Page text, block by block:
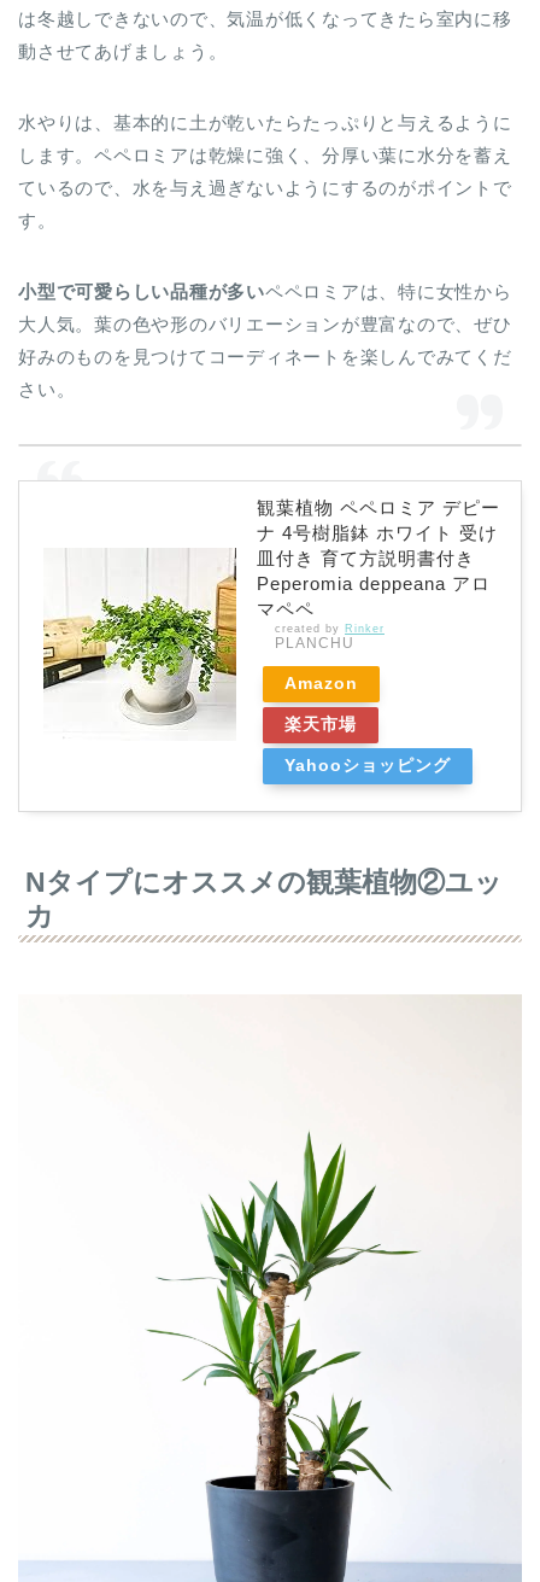
は冬越しできないので、気温が低くなってきたら室内に移
動させてあげましょう。
水やりは、基本的に土が乾いたらたっぷりと与えるように
します。ペペロミアは乾燥に強く、分厚い葉に水分を蓄え
ているので、水を与え過ぎないようにするのがポイントで
す。
小型で可愛らしい品種が多いペペロミアは、特に女性から
大人気。葉の色や形のバリエーションが豊富なので、ぜひ
好みのものを見つけてコーディネートを楽しんでみてくだ
さい。
観葉植物 ペペロミア デピー
ナ 4号樹脂鉢 ホワイト 受け
皿付き 育て方説明書付き
Peperomia deppeana アロ
マペペ
created by Rinker
PLANCHU
Amazon
楽天市場
Yahooショッピング
Nタイプにオススメの観葉植物②ユッ
カ